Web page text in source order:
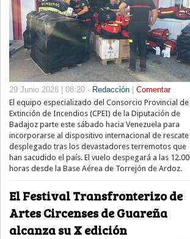
29 Junio 2026 | 08:20 - Redacción | Comentar
El equipo especializado del Consorcio Provincial de
Extinción de Incendios (CPEI) de la Diputación de
Badajoz parte este sábado hacia Venezuela para
incorporarse al dispositivo internacional de rescate
desplegado tras los devastadores terremotos que
han sacudido el país. El vuelo despegará a las 12.00
horas desde la Base Aérea de Torrejón de Ardoz.
El Festival Transfronterizo de
Artes Circenses de Guareña
alcanza su X edición